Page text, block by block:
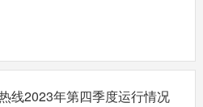
线2023年第四季度运行情况